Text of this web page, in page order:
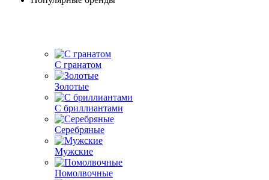
С гранатом
Золотые
С бриллиантами
Серебряные
Мужские
Помолвочные